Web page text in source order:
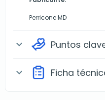
Perricone MD
expand_more Puntos
expand_more Ficha